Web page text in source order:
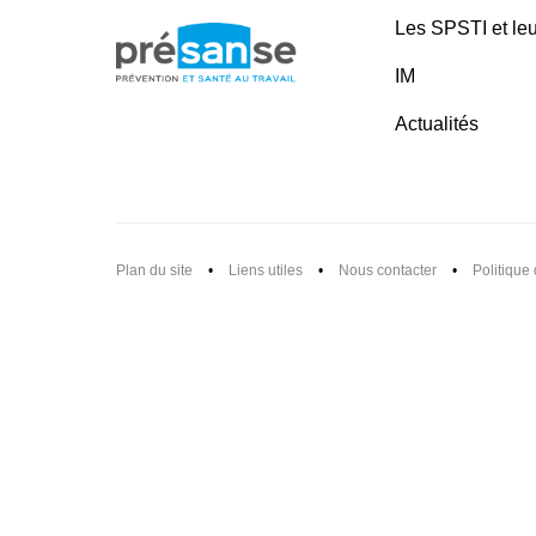
Les SPSTI et
IM
Actualités
Plan du site • Liens utiles • Nous contacter • Politique